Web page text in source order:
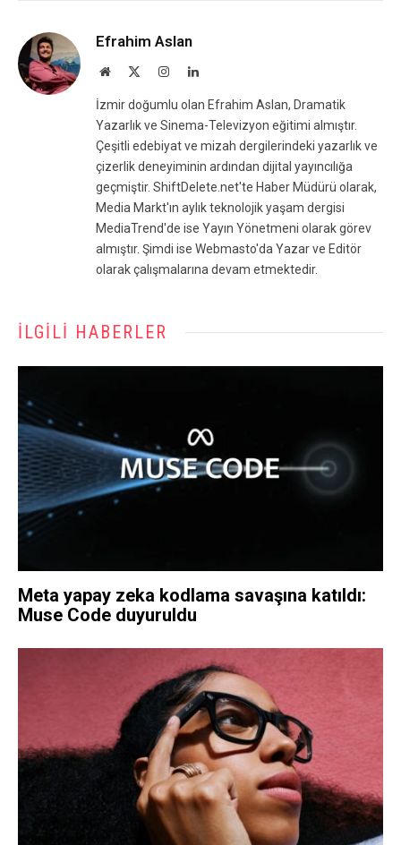
Efrahim Aslan
Website InstagramLinkedIn
İzmir doğumlu olan Efrahim Aslan, Dramatik
Yazarlık ve Sinema-Televizyon eğitimi almıştır.
Çeşitli edebiyat ve mizah dergilerindeki yazarlık ve
çizerlik deneyiminin ardından dijital yayıncılığa
geçmiştir. ShiftDelete.net'te Haber Müdürü olarak,
Media Markt'ın aylık teknolojik yaşam dergisi
MediaTrend'de ise Yayın Yönetmeni olarak görev
almıştır. Şimdi ise Webmasto'da Yazar ve Editör
olarak çalışmalarına devam etmektedir.
İLGILI HABERLER
Meta yapay zeka kodlama savaşına katıldı:
Muse Code duyuruldu